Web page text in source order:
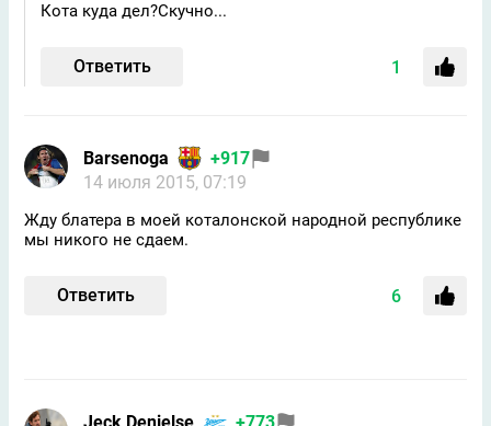
Кота куда дел?Скучно...
Ответить 1
Bаrsenоga
+917
14 июля 2015, 07:19
Жду блатера в моей коталонской народной республике
мы никого не сдаем.
Ответить 6